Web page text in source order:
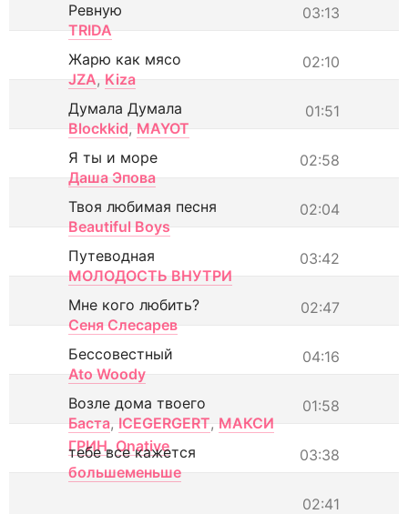
03:13
Ревную
TRIDA
02:10
Жарю как мясо
JZA, Kiza
01:51
Думала Думала
Blockkid, MAYOT
02:58
Я ты и море
Даша Эпова
02:04
Твоя любимая песня
Beautiful Boys
03:42
Путеводная
МОЛОДОСТЬ ВНУТРИ
02:47
Мне кого любить?
Сеня Слесарев
04:16
Бессовестный
Ato Woody
01:58
Возле дома твоего
Баста, ICEGERGERT, МАКСИ
ГРИН, Onative 03:38
тебе все кажется
большеменьше
02:41